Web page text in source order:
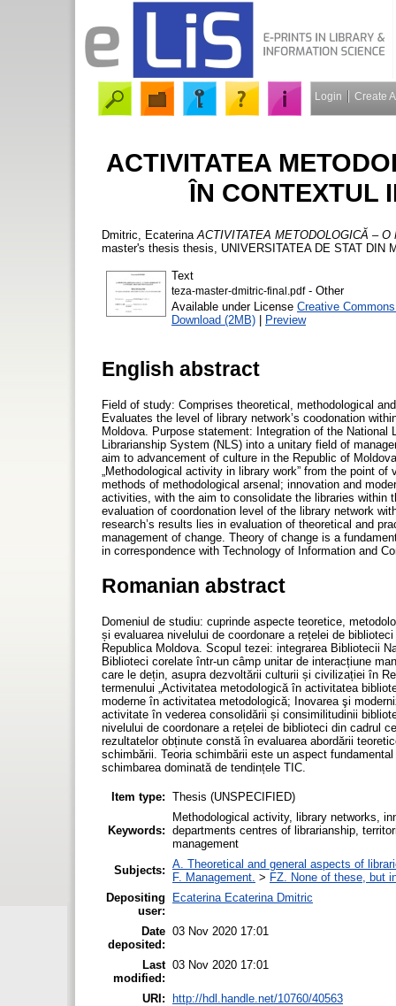
Login Create
ACTIVITATEA
ÎN CONTEXTUL
Dmitric, Ecaterina ACTIVITATEA METODOLOGICĂ –
master's thesis thesis, UNIVERSITATEA DE STAT DIN
Text
teza-master-dmitric-final.pdf- Other
Available under License Creative
Download (2MB) | Preview
English abstract
Field of study: Comprises theoretical, methodological
Evaluates the level of library network’s coodonation
Moldova. Purpose statement: Integration of the
Librarianship System (NLS) into a unitary field of
aim to advancement of culture in the Republic of
„Methodological activity in library work” from the point
methods of methodological arsenal; innovation and
activities, with the aim to consolidate the libraries within
evaluation of coordonation level of the library network
research’s results lies in evaluation of theoretical and
management of change. Theory of change is a
in correspondence with Technology of Information and
Romanian abstract
Domeniul de studiu: cuprinde aspecte teoretice,
și evaluarea nivelului de coordonare a rețelei de
Republica Moldova. Scopul tezei: integrarea Bibliotecii
Biblioteci corelate într-un câmp unitar de interacțiune
care le dețin, asupra dezvoltării culturii și civilizației în
termenului „Activitatea metodologică în activitatea
moderne în activitatea metodologică; Inovarea şi
activitate în vederea consolidării și consimilitudinii
nivelului de coordonare a rețelei de biblioteci din cadrul
rezultatelor obținute constă în evaluarea abordării
schimbării. Teoria schimbării este un aspect
schimbarea dominată de tendințele TIC.
Item type: Thesis (UNSPECIFIED)
Keywords:
Methodological activity, library networks,
departments centres of librarianship,
management
Subjects: A. Theoretical and general aspects of
F. Management. > FZ. None of these, but
Depositing
user:
Ecaterina Ecaterina Dmitric
Date
deposited:
03 Nov 2020 17:01
Last
modified:
03 Nov 2020 17:01
URI: http://hdl.handle.net/10760/40563